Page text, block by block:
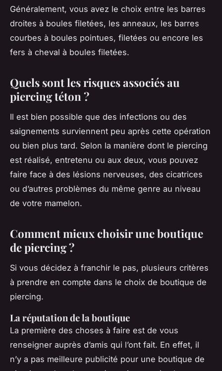
Généralement, vous avez le choix entre les barres
droites à boules filetées, les anneaux, les barres
courbes à boules pointues, filetées ou encore les
fers à cheval à boules filetées.
Quels sont les risques associés au
piercing téton ?
Il est bien possible que des infections ou des
saignements surviennent peu après cette opération
ou bien plus tard. Selon la manière dont le piercing
est réalisé, entretenu ou aux deux, vous pouvez
faire face à des lésions nerveuses, des cicatrices
ou d’autres problèmes du même genre au niveau
de votre mamelon.
Comment mieux choisir une boutique
de piercing ?
Si vous décidez à franchir le pas, plusieurs critères
à prendre en compte dans le choix de boutique de
piercing.
La réputation de la boutique
La première des choses à faire est de vous
renseigner auprès d’amis qui l’ont fait. En effet, il
n’y a pas meilleure publicité pour une boutique de